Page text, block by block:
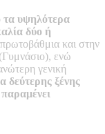
υψηλότερα
δύο ή
και στην
ενώ
γενική
δεύτερης ξένης